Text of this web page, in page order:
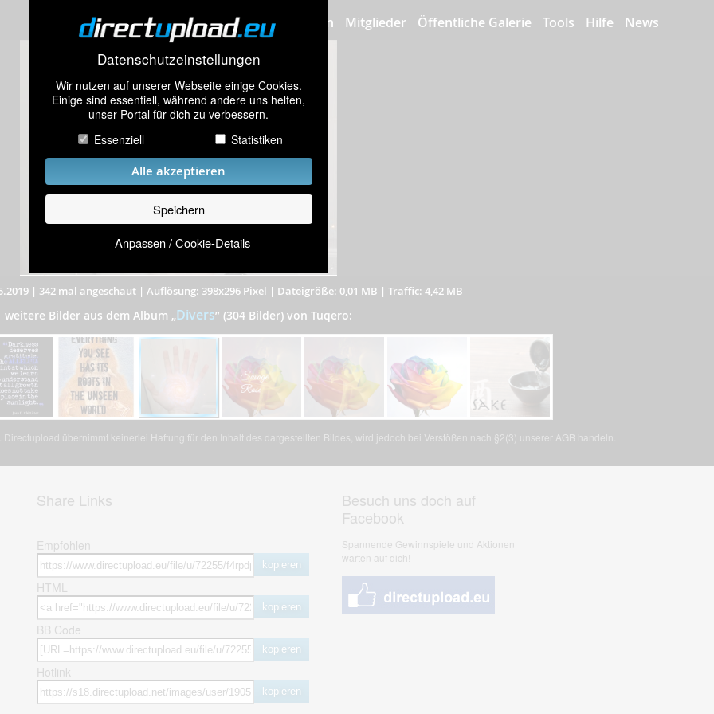
Datenschutzeinstellungen
Wir nutzen auf unserer Webseite einige Cookies.
Einige sind essentiell, während andere uns helfen,
unser Portal für dich zu verbessern.
Essenziell
Statistiken
Alle akzeptieren
Speichern
Anpassen / Cookie-Details
Bilder hochladen Mitglieder Öffentliche Galerie Tools Hilfe News
| 342 mal angeschaut | Auflösung: 398x296 Pixel | Dateigröße: 0,01 MB | Traffic: 4,42 MB
weitere Bilder aus dem Album „Divers” (304 Bilder) von Tuqero:
übernimmt keinerlei Haftung für den Inhalt des dargestellten Bildes, wird jedoch bei Verstößen nach §2(3) unserer AGB handeln.
Share Links
Empfohlen
kopieren
HTML
kopieren
BB Code
kopieren
Hotlink
kopieren
Besuch uns doch auf
Facebook
Spannende Gewinnspiele und Aktionen
warten auf dich!